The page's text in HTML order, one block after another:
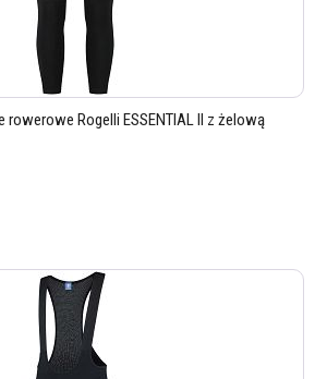
rowerowe Rogelli ESSENTIAL II z żelową